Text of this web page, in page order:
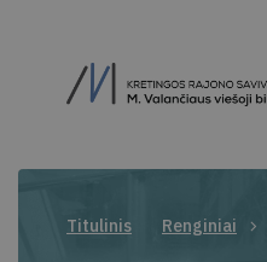
Titulinis Renginiai